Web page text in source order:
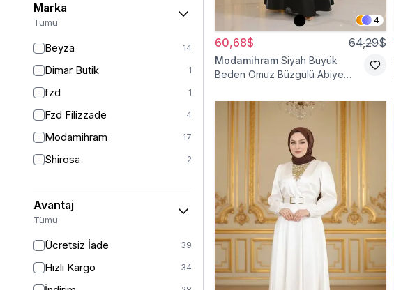
48 9
Marka
Tümü
Beyza 14
Dimar Butik 1
fzd 1
Fzd Filizzade 4
Modamihram 17
Shirosa 2
Avantaj
Tümü
Ücretsiz İade 39
Hızlı Kargo 34
4
60,68$ 64,29$
Modamihram Siyah Büyük
Beden Omuz Büzgülü Abiye